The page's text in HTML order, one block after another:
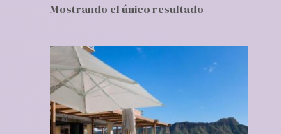
Mostrando el único resultado